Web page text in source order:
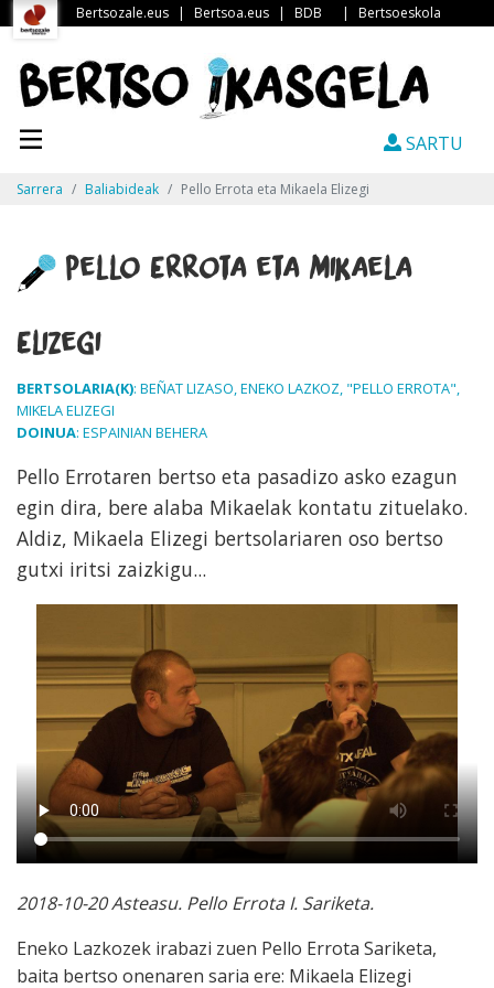
Bertsozale.eus | Bertsoa.eus | BDB | Bertsoeskola
SARTU
Sarrera Baliabideak Pello Errota eta Mikaela Elizegi
Pello Errota eta Mikaela
Elizegi
BERTSOLARIA(K): BEÑAT LIZASO, ENEKO LAZKOZ, "PELLO ERROTA",
MIKELA ELIZEGI
DOINUA: ESPAINIAN BEHERA
Pello Errotaren bertso eta pasadizo asko ezagun
egin dira, bere alaba Mikaelak kontatu zituelako.
Aldiz, Mikaela Elizegi bertsolariaren oso bertso
gutxi iritsi zaizkigu...
2018-10-20 Asteasu. Pello Errota I. Sariketa.
Eneko Lazkozek irabazi zuen Pello Errota Sariketa,
baita bertso onenaren saria ere: Mikaela Elizegi